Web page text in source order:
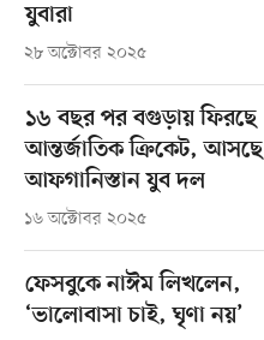
যুবারা
২৮ অক্টোবর ২০২৫
১৬ বছর পর বগুড়ায় ফিরছে
আন্তর্জাতিক ক্রিকেট, আসছে
আফগানিস্তান যুব দল
১৬ অক্টোবর ২০২৫
ফেসবুকে নাঈম লিখলেন,
‘ভালোবাসা চাই, ঘৃণা নয়’